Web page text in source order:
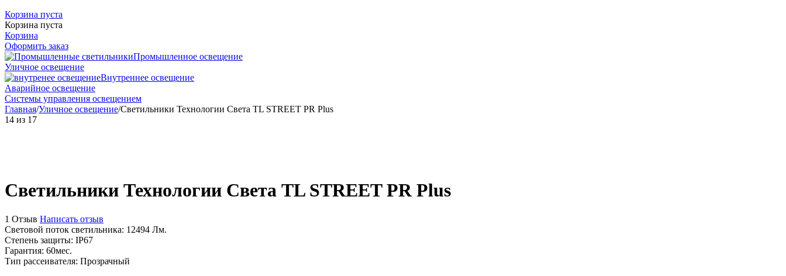
Корзина пуста
Корзина пуста
Корзина
Оформить заказ
Промышленное освещение
Уличное освещение
Внутреннее освещение
Аварийное освещение
Системы управления освещением
Главная/Уличное освещение/Светильники Технологии Света TL STREET PR Plus
14 из 17
Светильники Технологии Света TL STREET PR Plus
1 Отзыв Написать отзыв
Световой поток светильника: 12494 Лм.
Степень защиты: IP67
Гарантия: 60мес.
Тип рассеивателя: Прозрачный